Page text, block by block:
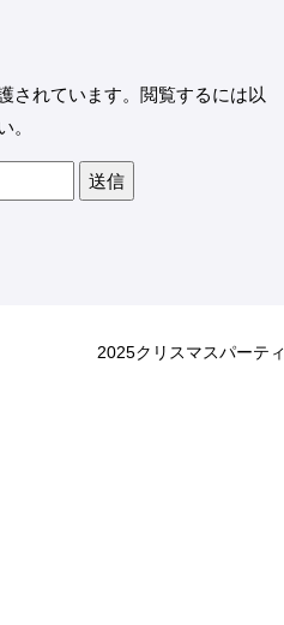
されています。閲覧するには以
。
2025クリスマスパーティ